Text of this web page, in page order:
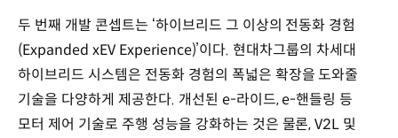
두 번째 개발 콘셉트는 ‘하이브리드 그 이상의 전동화 경험
(Expanded xEV Experience)’이다. 현대차그룹의 차세대
하이브리드 시스템은 전동화 경험의 폭넓은 확장을 도와줄
기술을 다양하게 제공한다. 개선된 e-라이드, e-핸들링 등
모터 제어 기술로 주행 성능을 강화하는 것은 물론, V2L 및